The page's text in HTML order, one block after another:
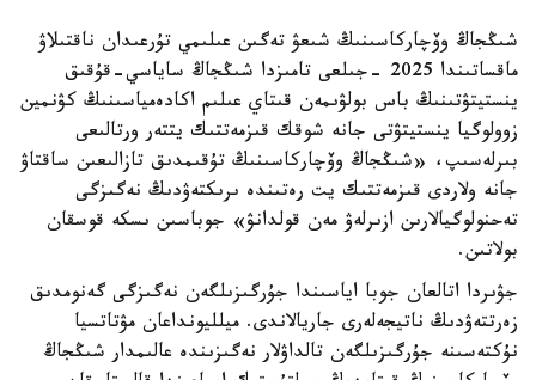
شىڭجاڭ وۆچاركاسىنىڭ شىعۋ تەگىن عىلىمي تۇرعىدان ناقتىلاۋ
ماقساتىندا 2025 -جىلعى تامىزدا شىڭجاڭ ساياسي-قۇقىق
ينستيتۋتىنىڭ باس بولۋىمەن قىتاي عىلىم اكادەمياسىنىڭ كۋنمين
زوولوگيا ينستيتۋتى جانە شوقك قىزمەتتىك يتتەر ورتالىعى
بىرلەسىپ، «شىڭجاڭ وۆچاركاسىنىڭ تۇقىمدىق تازالىعىن ساقتاۋ
جانە ولاردى قىزمەتتىك يت رەتىندە ىرىكتەۋدىڭ نەگىزگى
تەحنولوگيالارىن ازىرلەۋ مەن قولدانۋ» جوباسىن ىسكە قوسقان
بولاتىن.
جۋىردا اتالعان جوبا اياسىندا جۇرگىزىلگەن نەگىزگى گەنومدىق
زەرتتەۋدىڭ ناتيجەلەرى جاريالاندى. ميلليونداعان مۋتاتسيا
نۇكتەسىنە جۇرگىزىلگەن تالداۋلار نەگىزىندە عالىمدار شىڭجاڭ